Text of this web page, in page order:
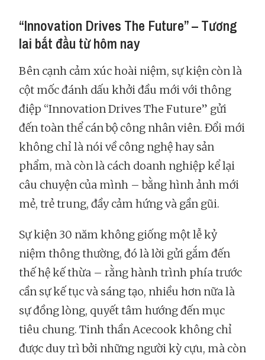
“Innovation Drives The Future” – Tương
lai bắt đầu từ hôm nay
Bên cạnh cảm xúc hoài niệm, sự kiện còn là
cột mốc đánh dấu khởi đầu mới với thông
điệp “Innovation Drives The Future” gửi
đến toàn thể cán bộ công nhân viên. Đổi mới
không chỉ là nói về công nghệ hay sản
phẩm, mà còn là cách doanh nghiệp kể lại
câu chuyện của mình – bằng hình ảnh mới
mẻ, trẻ trung, đầy cảm hứng và gần gũi.
Sự kiện 30 năm không giống một lễ kỷ
niệm thông thường, đó là lời gửi gắm đến
thế hệ kế thừa – rằng hành trình phía trước
cần sự kế tục và sáng tạo, nhiều hơn nữa là
sự đồng lòng, quyết tâm hướng đến mục
tiêu chung. Tinh thần Acecook không chỉ
được duy trì bởi những người kỳ cựu, mà còn